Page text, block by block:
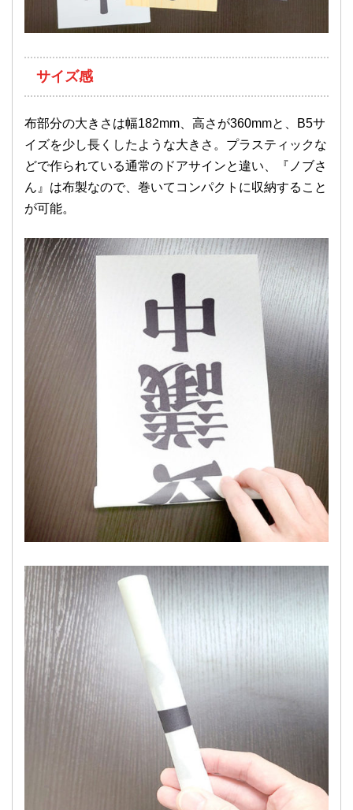
サイズ感
布部分の大きさは幅182mm、高さが360mmと、B5サ
イズを少し長くしたような大きさ。プラスティックな
どで作られている通常のドアサインと違い、『ノブさ
ん』は布製なので、巻いてコンパクトに収納すること
が可能。